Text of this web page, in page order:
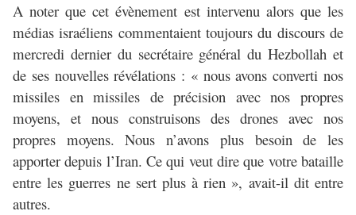
A noter que cet évènement est intervenu alors que les
médias israéliens commentaient toujours du discours de
mercredi dernier du secrétaire général du Hezbollah et
de ses nouvelles révélations : « nous avons converti nos
missiles en missiles de précision avec nos propres
moyens, et nous construisons des drones avec nos
propres moyens. Nous n’avons plus besoin de les
apporter depuis l’Iran. Ce qui veut dire que votre bataille
entre les guerres ne sert plus à rien », avait-il dit entre
autres.